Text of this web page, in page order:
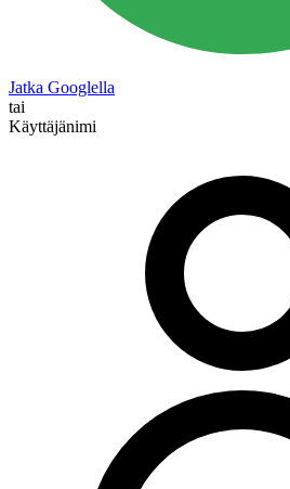
Jatka Googlella
tai
Käyttäjänimi